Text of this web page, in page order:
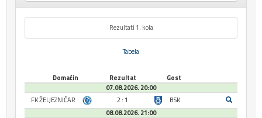
Rezultati 1. kola
Tabela
Domaćin Rezultat
Gost
07.08.2026. 20:00
FK ŽELJEZNIČAR
2 : 1
BSK
08.08.2026. 21:00